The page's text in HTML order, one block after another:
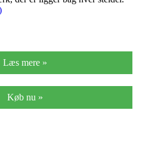
Tallerken 9 cm
Læs mere »
Køb nu »